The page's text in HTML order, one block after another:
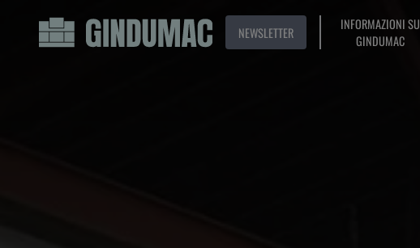
NEWSLETTER
INFORMAZIONI SU
GINDUMAC